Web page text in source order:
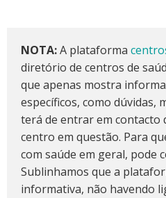
NOTA:A plataforma
diretório de centros de
que apenas mostra
específicos, como dúvidas,
terá de entrar em contacto
centro em questão. Para
com saúde em geral, pode
Sublinhamos que a
informativa, não havendo